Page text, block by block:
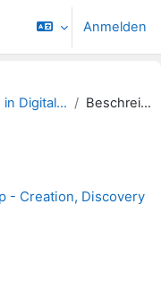
Anmelden
"Culture & Technology" - ESU in Digital Humanities Beschreibung
- Creation, Discovery